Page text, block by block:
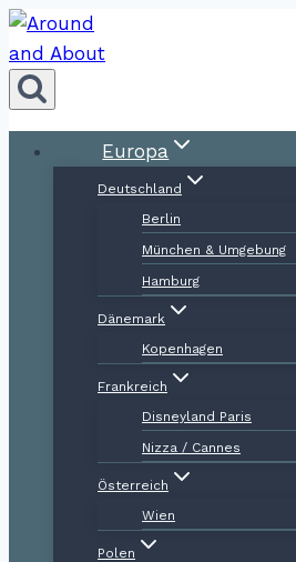
Zum
Inhalt
springen
Europa
Deutschland
Berlin
München & Umgebung
Hamburg
Dänemark
Kopenhagen
Frankreich
Disneyland Paris
Nizza / Cannes
Österreich
Wien
Polen